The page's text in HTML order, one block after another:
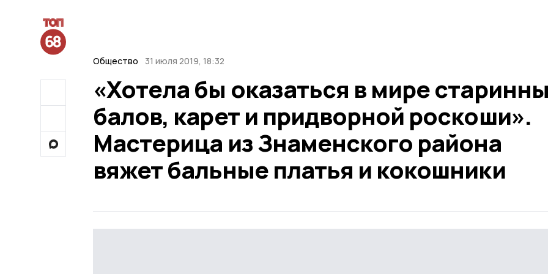
Общество 31 июля 2019, 18:32
«Хотела бы оказаться в мире
балов, карет и придворной роскоши».
Мастерица из Знаменского района
вяжет бальные платья и кокошники